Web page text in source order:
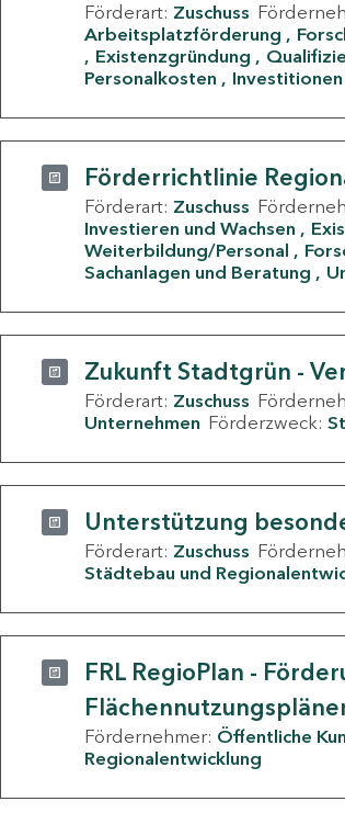
Förderart: Zuschuss
Arbeitsplatzförderung
Existenzgründung
Personalkosten
Investitionen
Förderrichtlinie
Förderart: Zuschuss
Investieren und Wachsen
Weiterbildung/Personal
Sachanlagen und Beratung
Zukunft Stadtgrün -
Förderart: Zuschuss
Unternehmen Förderzweck:
Unterstützung
Förderart: Zuschuss
Städtebau und
FRL RegioPlan -
Fördernehmer: Öffentliche
Regionalentwicklung